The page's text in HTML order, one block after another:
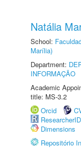
Natália
School:
Marília)
Department:
INFORMAÇÃO
Academic
title: MS-3.2
Orcid
ResearcherID
Dimensions
Repositório